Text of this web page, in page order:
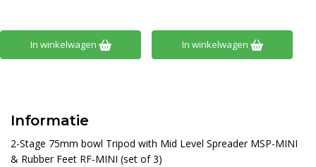
In winkelwagen In winkelwagen
Informatie
2-Stage 75mm bowl Tripod with Mid Level Spreader MSP-MINI
& Rubber Feet RF-MINI (set of 3)